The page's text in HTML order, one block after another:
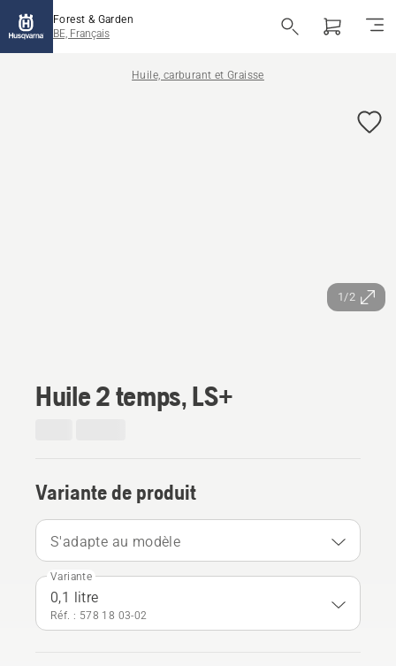
Forest & Garden
BE, Français
Huile, carburant et Graisse
1/2
Huile 2 temps, LS+
Variante de produit
S'adapte au modèle
Variante
0,1 litre
Réf. : 578 18 03‑02